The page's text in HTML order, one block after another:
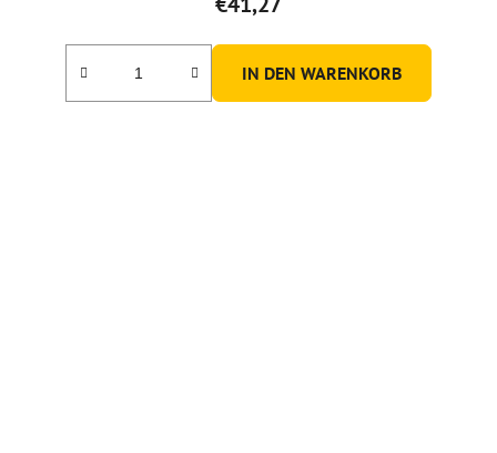
IN DEN WARENKORB